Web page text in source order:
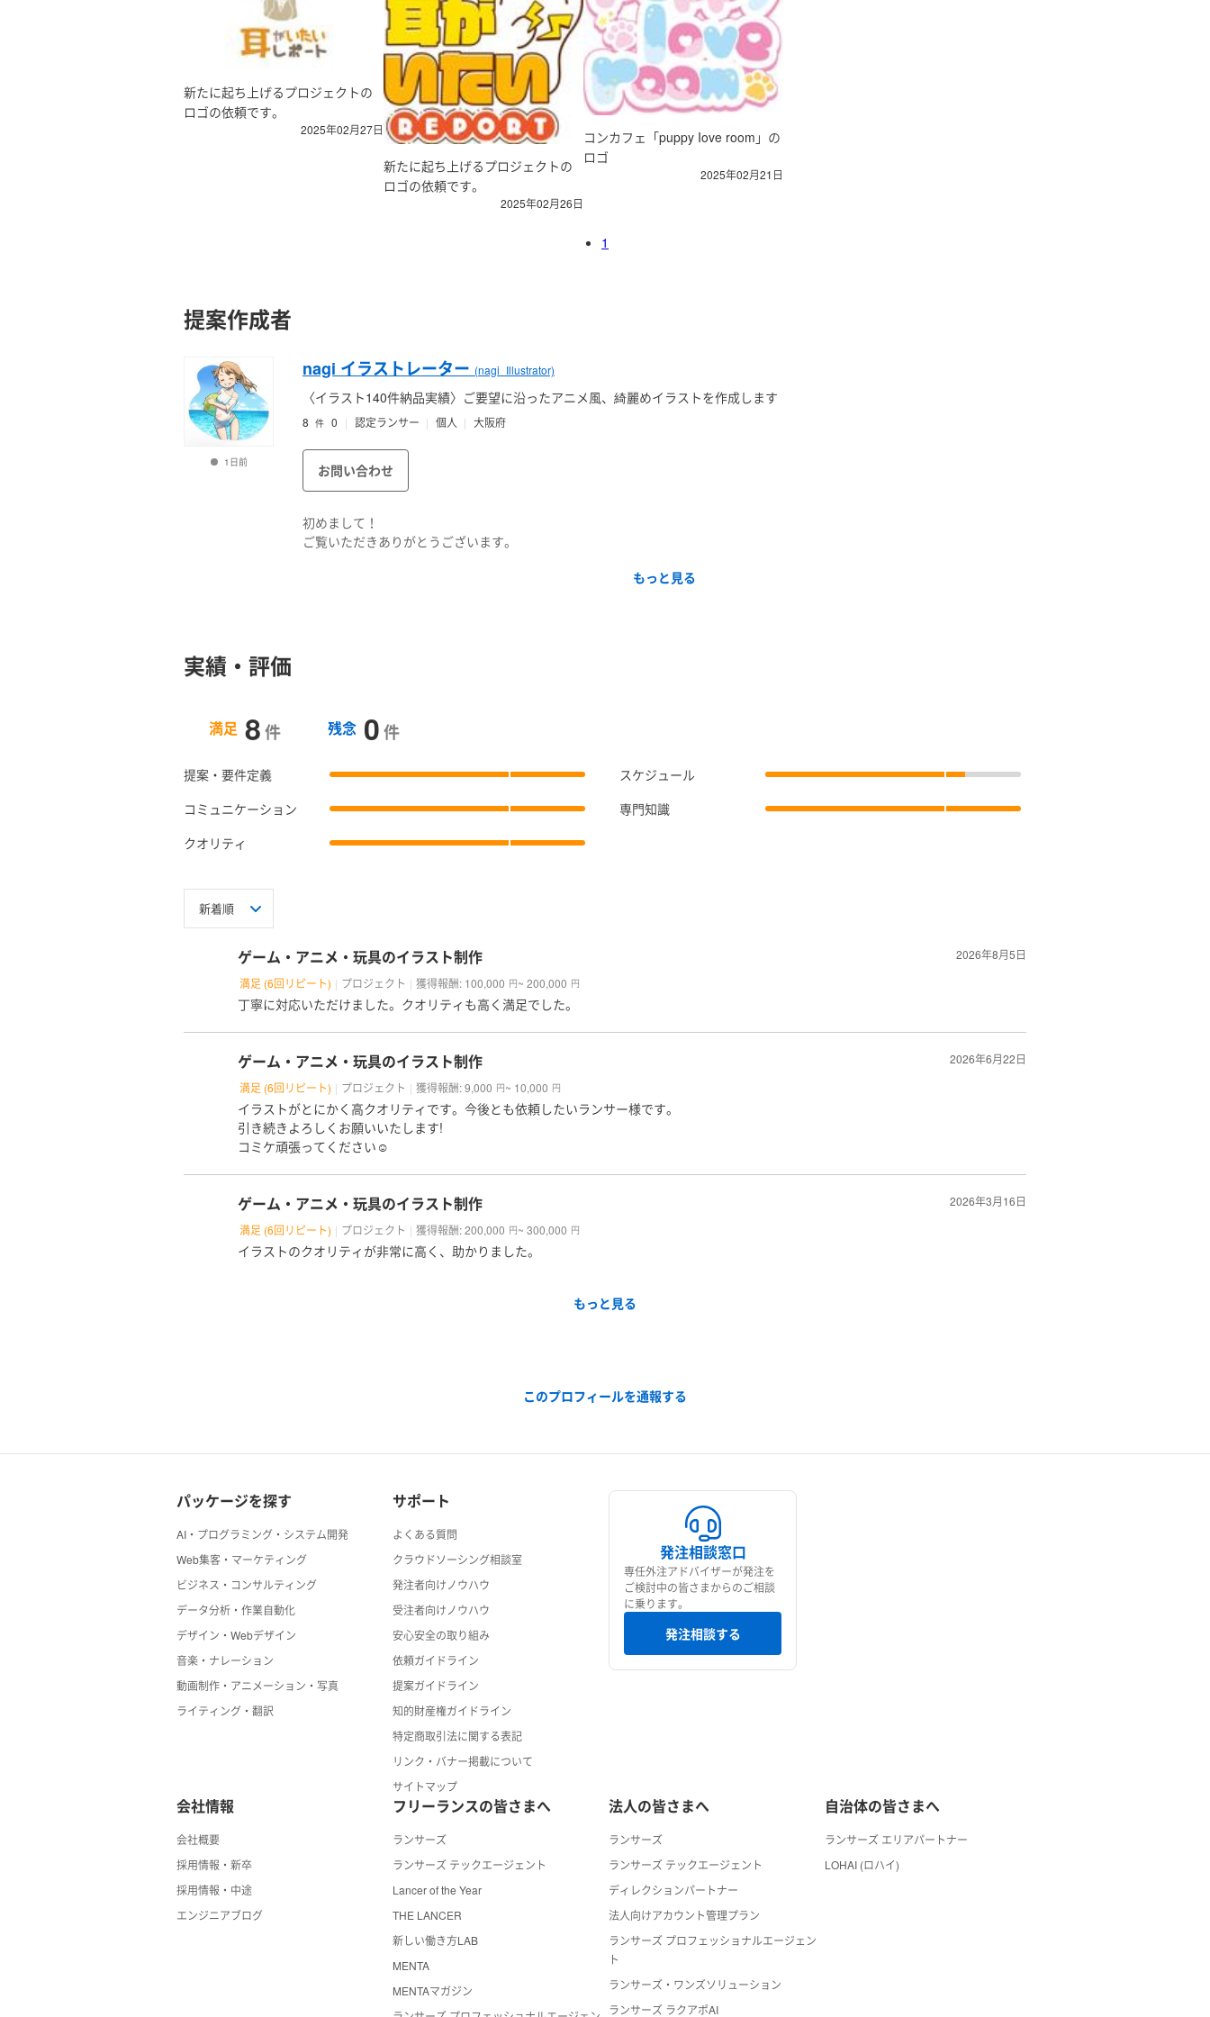
新たに起ち上げるプロジェクトの
ロゴの依頼です。
2025年02月27日
新たに起ち上げるプロジェクトの
ロゴの依頼です。
2025年02月26日
コンカフェ「puppy Iove room」の
ロゴ
2025年02月21日
1
提案作成者
1日前
nagi イラストレーター (nagi_Illustrator)
〈イラスト140件納品実績〉ご要望に沿ったアニメ風、綺麗めイラストを作成します
8 件 0 認定ランサー 個人 大阪府
お問い合わせ
初めまして！
ご覧いただきありがとうございます。
Illustratorとして活動を始めて、今年で4年目となり、2月からランサーズにて活動を開始いたしました。
映像系の大学を卒業後、インテリア業界でSNS運用をしておりました経験を生かした動画制作が可能です。
・CLIP STUDIO
・ウェルカムボード150件受注し、年間売り上げ300万円
・小学校向け資料の挿絵としてイラスト12件受注
・成人向け漫画誌にて、季刊連載枠を獲得
・Vtuber、ライバーの立ち絵イラスト
・コンセプトカフェのキャストさんの生誕祭イラスト
※守秘義務の都合上、記載できない実績もございます。
個別にはお話できるものもございますので、ご興味を持っていただけましたらお気軽にご連絡ください。
▼活動時間／連絡について
ともございます。
ご了承いただければ幸いです。
もっと見る
実績・評価
満足 8件 残念 0件
提案・要件定義
コミュニケーション
クオリティ
スケジュール
専門知識
ゲーム・アニメ・玩具のイラスト制作
2026年8月5日
満足 (6回リピート)
プロジェクト 獲得報酬: 100,000 円~ 200,000 円
丁寧に対応いただけました。クオリティも高く満足でした。
ゲーム・アニメ・玩具のイラスト制作
2026年6月22日
満足 (6回リピート)
プロジェクト 獲得報酬: 9,000 円~ 10,000 円
イラストがとにかく高クオリティです。今後とも依頼したいランサー様です。
引き続きよろしくお願いいたします!
コミケ頑張ってください☺️
ゲーム・アニメ・玩具のイラスト制作
2026年3月16日
満足 (6回リピート)
プロジェクト 獲得報酬: 200,000 円~ 300,000 円
イラストのクオリティが非常に高く、助かりました。
もっと見る
このプロフィールを通報する
パッケージを探す
AI・プログラミング・システム開発
Web集客・マーケティング
ビジネス・コンサルティング
データ分析・作業自動化
デザイン・Webデザイン
音楽・ナレーション
動画制作・アニメーション・写真
ライティング・翻訳
サポート
よくある質問
クラウドソーシング相談室
発注者向けノウハウ
受注者向けノウハウ
安心安全の取り組み
依頼ガイドライン
提案ガイドライン
知的財産権ガイドライン
特定商取引法に関する表記
リンク・バナー掲載について
サイトマップ
発注相談窓口
専任外注アドバイザーが発注を
ご検討中の皆さまからのご相談
に乗ります。
発注相談する
会社情報
会社概要
採用情報・新卒
採用情報・中途
エンジニアブログ
フリーランスの皆さまへ
ランサーズ
ランサーズ テックエージェント
Lancer of the Year
THE LANCER
新しい働き方LAB
MENTA
MENTAマガジン
法人の皆さまへ
ランサーズ
ランサーズ テックエージェント
ディレクションパートナー
法人向けアカウント管理プラン
ランサーズ プロフェッショナルエージェン
ト
ランサーズ・ワンズソリューション
ランサーズ ラクアポAI
自治体の皆さまへ
ランサーズ エリアパートナー
LOHAI (ロハイ)